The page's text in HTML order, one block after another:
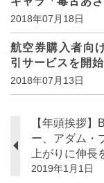
2018年07月18日
航空券購入者向
引サービスを開
2018年07月13日
【年頭挨拶
ー、アダム
上がりに伸
2019年1月1日